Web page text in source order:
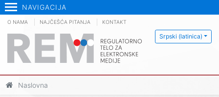
NAVIGACIJA
Srpski (latinica)
O NAMA NAJČEŠĆA PITANJA KONTAKT
Naslovna